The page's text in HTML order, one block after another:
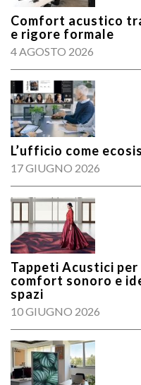
Comfort acustico
e rigore formale
4 AGOSTO 2026
L’ufficio come
17 GIUGNO 2026
Tappeti Acustici
comfort sonoro e
spazi
10 GIUGNO 2026